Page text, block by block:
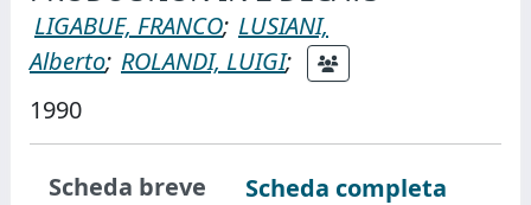
LIGABUE, FRANCO; LUSIANI,
Alberto; ROLANDI, LUIGI;
1990
Scheda breve
Scheda completa